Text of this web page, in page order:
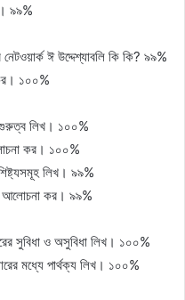
৯৯%
ঈ উদ্দেশ্যাবলি কি কি? ৯৯%
১০০%
গুরুত্ব লিখ। ১০০%
কর। ১০০%
লিখ। ৯৯%
আলোচনা কর। ৯৯%
সুবিধা ও অসুবিধা লিখ। ১০০%
মধ্যে পার্থক্য লিখ। ১০০%